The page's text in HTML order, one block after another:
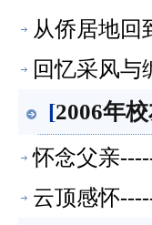
从侨居地回
回忆采风与
[2006年
怀念父亲
云顶感怀